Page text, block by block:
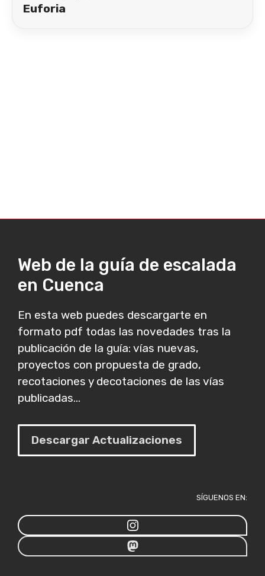
Euforia
Web de la guía de escalada
en Cuenca
En esta web puedes descargarte en
formato pdf todas las novedades tras la
publicación de la guía: vías nuevas,
proyectos con propuesta de grado,
recotaciones y decotaciones de las vías
publicadas...
Descargar Actualizaciones
SÍGUENOS EN: